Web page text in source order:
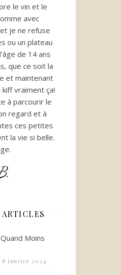
le vin et le
avec
je ne refuse
ou un plateau
de 14 ans
que ce soit la
et maintenant
kiff vraiment ça!
à parcourir le
regard et à
ces petites
la vie si belle.
Moins
8 janvier 2024